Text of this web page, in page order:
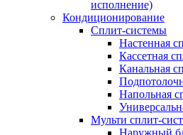
исполнение)
Кондиционирование
Сплит-системы
Настенная
Кассетная
Канальная
Напольная
Мульти сплит-
Наружный